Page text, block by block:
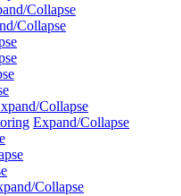
Collapse
Collapse
Collapse
Expand/Collapse
Collapse